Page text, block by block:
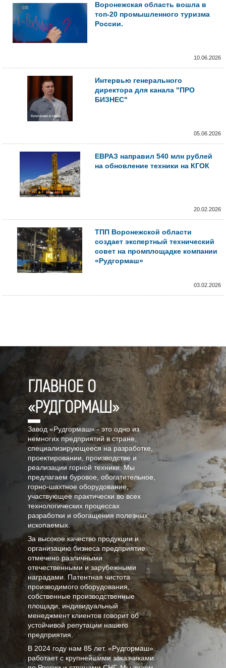
Воронежская область вошла в
топ-20 промышленного туризма
России.
10.06.2026
Интервью генерального
директора для канала "ПРО
БИЗНЕС"
05.06.2026
ЕВРАЗ направил 540 млн рублей
на обновление техники на КГОК
20.02.2026
ТПП Воронежской области
создает экспертный технический
совет на промплощадке компании
«Рудгормаш»
03.02.2026
ГЛАВНОЕ О
«РУДГОРМАШ»
Завод «Рудгормаш» - это одно из
немногих предприятий в стране,
специализирующееся на разработке,
проектировании, производстве и
реализации горной техники. Мы
предлагаем буровое, обогатительное,
горно-шахтное оборудование,
участвующее практически во всех
технологических процессах
разработки и обогащения полезных
ископаемых.
За высокое качество продукции и
организацию бизнеса предприятие
отмечено различными
отечественными и зарубежными
наградами. Патентная чистота
производимого оборудования,
собственные производственные
площади, индивидуальный
менеджмент клиентов говорит об
устойчивой репутации нашего
предприятия.
В 2024 году нам 85 лет. «Рудгормаш»
работает с крупнейшими заказчиками